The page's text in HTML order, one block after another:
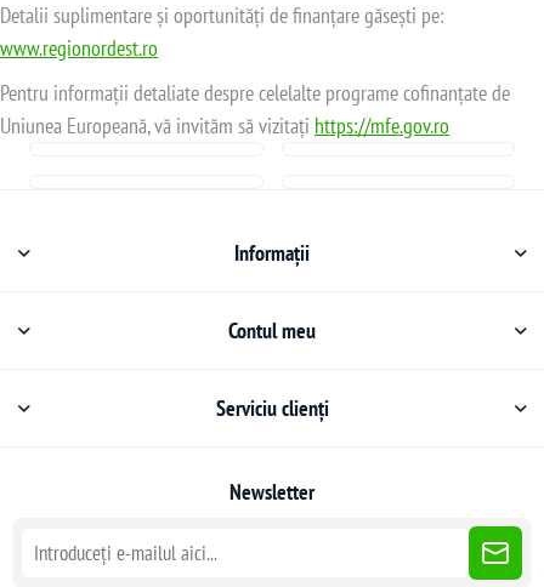
Detalii suplimentare și oportunități de finanțare găsești pe:
www.regionordest.ro
Pentru informații detaliate despre celelalte programe cofinanțate de
Uniunea Europeană, vă invităm să vizitați https://mfe.gov.ro
Informații
Contul meu
Serviciu clienți
Newsletter